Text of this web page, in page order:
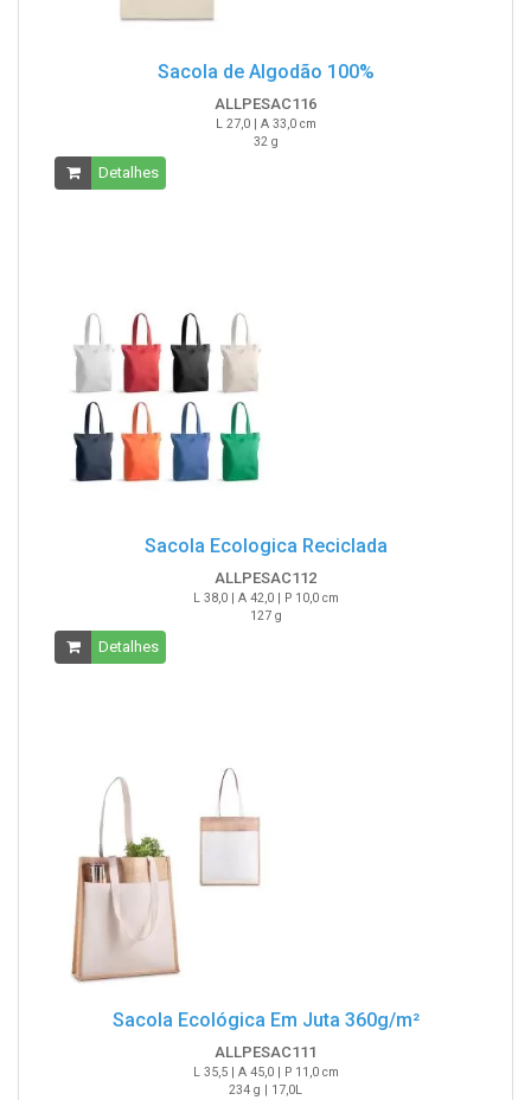
Sacola de Algodão 100%
ALLPESAC116
L 27,0 | A 33,0 cm
32 g
Detalhes
Sacola Ecologica Reciclada
ALLPESAC112
L 38,0 | A 42,0 | P 10,0 cm
127 g
Detalhes
Sacola Ecológica Em Juta 360g/m²
ALLPESAC111
L 35,5 | A 45,0 | P 11,0 cm
234 g | 17,0L